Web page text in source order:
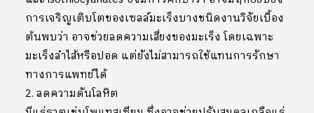
การเจริญเติบโตของเซลล์มะเร็งบางชนิดงานวิจัยเบื้อง
ต้นพบว่า อาจช่วยลดความเสี่ยงของมะเร็ง โดยเฉพาะ
มะเร็งลำไส้หรือปอด แต่ยังไม่สามารถใช้แทนการรักษา
ทางการแพทย์ได้
2. ลดความดันโลหิต